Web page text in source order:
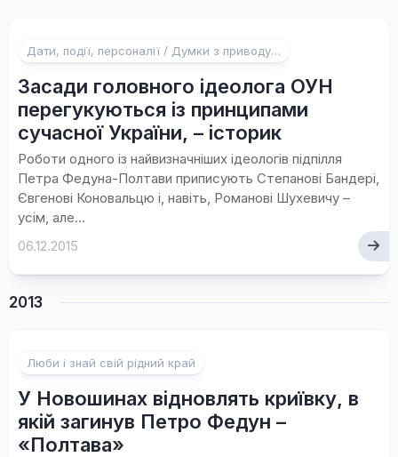
Дати, події, персоналії / Думки з приводу…
Засади головного ідеолога ОУН
перегукуються із принципами
сучасної України, – історик
Роботи одного із найвизначніших ідеологів підпілля
Петра Федуна-Полтави приписують Степанові Бандері,
Євгенові Коновальцю і, навіть, Романові Шухевичу –
усім, але...
06.12.2015
2013
Люби і знай свій рідний край
У Новошинах відновлять криївку, в
якій загинув Петро Федун –
«Полтава»